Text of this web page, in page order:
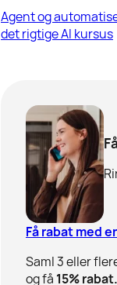
Agent og
det rigtige AI kursus
Få rabat med
Saml 3 eller
og få 15% rabat.